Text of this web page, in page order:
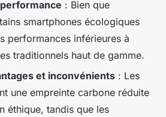
: Bien que
smartphones écologiques
performances inférieures à
traditionnels haut de gamme.
et inconvénients : Les
une empreinte carbone réduite
éthique, tandis que les